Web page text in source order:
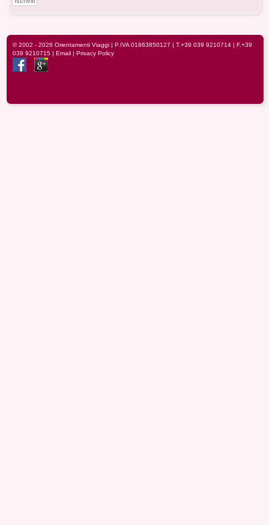
© 2002 - 2026 Orientamenti Viaggi | P.IVA 01863850127 | T.+39 039 9210714 | F.+39
039 9210715 | Email | Privacy Policy